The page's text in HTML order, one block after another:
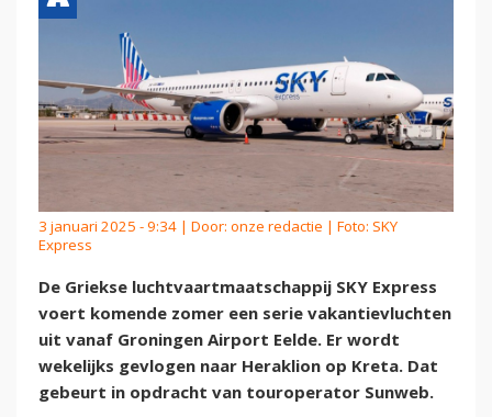
3 januari 2025 - 9:34 | Door: onze redactie | Foto: SKY
Express
De Griekse luchtvaartmaatschappij SKY Express
voert komende zomer een serie vakantievluchten
uit vanaf Groningen Airport Eelde. Er wordt
wekelijks gevlogen naar Heraklion op Kreta. Dat
gebeurt in opdracht van touroperator Sunweb.